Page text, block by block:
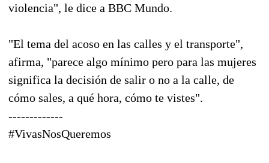
violencia", le dice a BBC Mundo.
"El tema del acoso en las calles y el transporte",
afirma, "parece algo mínimo pero para las mujeres
significa la decisión de salir o no a la calle, de
cómo sales, a qué hora, cómo te vistes".
-------------
#VivasNosQueremos